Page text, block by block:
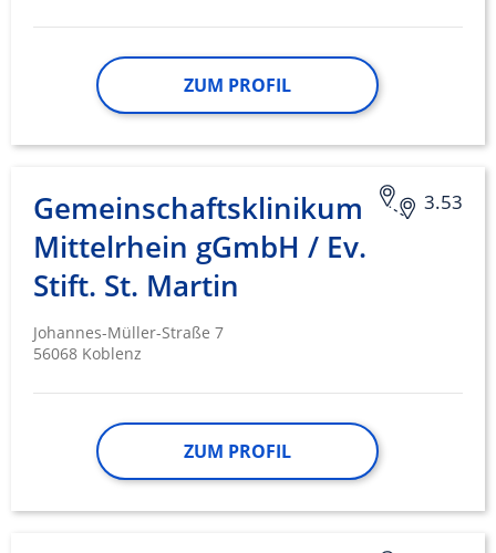
ZUM PROFIL
3.53
Gemeinschaftsklinikum
Mittelrhein gGmbH / Ev.
Stift. St. Martin
Johannes-Müller-Straße 7
56068 Koblenz
ZUM PROFIL